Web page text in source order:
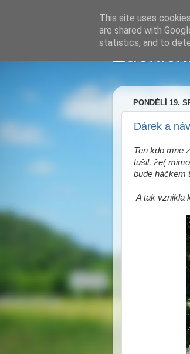
PONDĚLÍ 19.
Dárek a
Ten kdo mne
tušil, že(
bude háčkem
A tak vznikla
This site uses
are shared with
statistics, and to